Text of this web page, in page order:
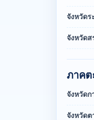
จังหวัดร
จังหวัดส
ภาคต
จังหวัด
จังหวัดต